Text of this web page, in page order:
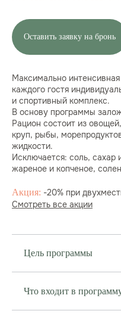
Оставить заявку на бронь
Максимально
каждого гостя
и спортивный комплекс.
В основу программы
Рацион состоит из
круп, рыбы,
жидкости.
Исключается: соль,
жареное и копченое,
Акция: -20% при
Смотреть все акции
Цель программы
Что входит в